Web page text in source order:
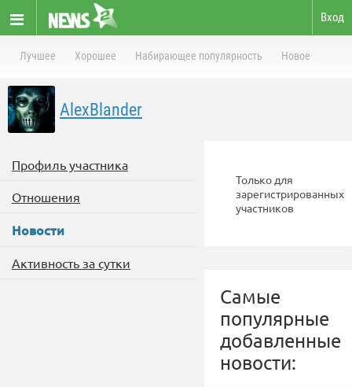
Вход
Лучшее Хорошее Набирающее популярность Новое
AlexBlander
Профиль участника
Отношения
Новости
Активность за сутки
Только для
зарегистрированных
участников
Самые
популярные
добавленные
новости: